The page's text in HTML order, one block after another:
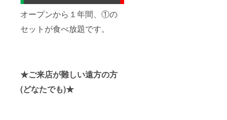
オープンから１年間、①の
セットが食べ放題です。
★ご来店が難しい遠方の方
(どなたでも)★